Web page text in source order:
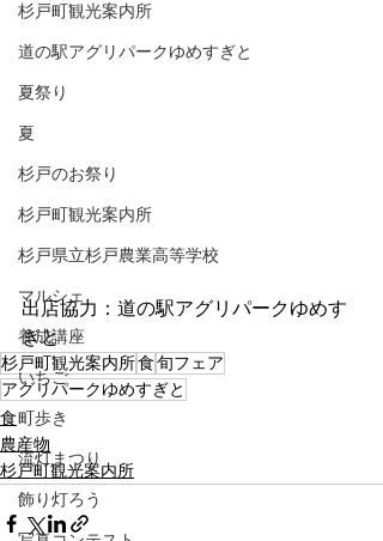
杉戸町観光案内所
道の駅アグリパークゆめすぎと
夏祭り
夏
杉戸のお祭り
杉戸町観光案内所
杉戸県立杉戸農業高等学校
マルシェ
養成講座
いちご
町歩き
流灯まつり
飾り灯ろう
出店協力：道の駅アグリパークゆめす
ぎと
杉戸町観光案内所食旬フェア
アグリパークゆめすぎと
食
農産物
杉戸町観光案内所